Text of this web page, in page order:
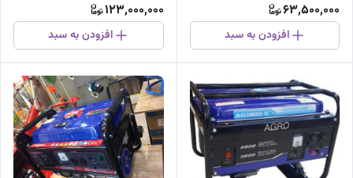
63,500,000
افزودن به سبد
123,000,000
افزودن به سبد